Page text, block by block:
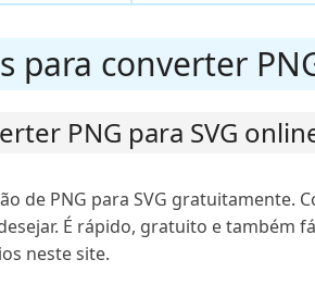
para converter
PNG para SVG
de PNG para SVG gratuitamente.
É rápido, gratuito e também
neste site.